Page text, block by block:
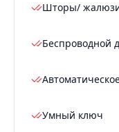
Шторы/
Беспроводной
Умный ключ